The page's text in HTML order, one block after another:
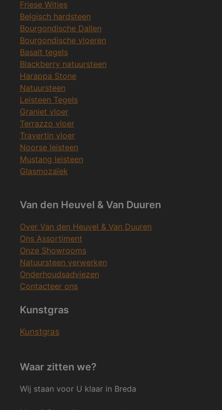
Friese Witjes
Belgisch hardsteen
Bourgondische Dallen
Bourgondische vloeren
Basalt tegels
Blackberry natuursteen
Harappa Stone
Natuursteen
Leisteen Tegels
Graniet vloer
Terrazzo vloer
Travertin vloer
Noorse leisteen
Mustang leisteen
Glasmozaïek
Van den Heuvel & Van Duuren
Over Van den Heuvel & Van Duuren
Ons Assortiment
Onze Showrooms
Natuursteen verwerken
Onderhoudsadviezen
Contacteer ons
Kunstgras
Kunstgras
Waar zitten we?
Wij staan voor U klaar in Breda